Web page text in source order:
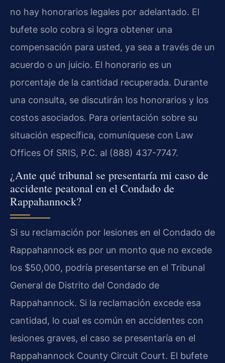
no hay honorarios legales por adelantado. El
bufete solo cobra si logra obtener una
compensación para usted, ya sea a través de un
acuerdo o un juicio. El honorario es un
porcentaje de la cantidad recuperada. Durante
una consulta, se discutirán los honorarios y los
costos asociados. Para orientación sobre su
situación específica, comuníquese con Law
Offices Of SRIS, P.C. al (888) 437-7747.
¿Ante qué tribunal se presentaría mi caso de
accidente peatonal en el Condado de
Rappahannock?
Si su reclamación por lesiones en el Condado de
Rappahannock es por un monto que no excede
los $50,000, podría presentarse en el Tribunal
General de Distrito del Condado de
Rappahannock. Si la reclamación excede esa
cantidad, lo cual es común en accidentes con
lesiones graves, el caso se presentaría en el
Rappahannock County Circuit Court. El bufete